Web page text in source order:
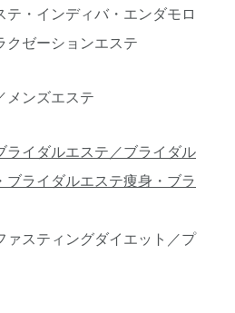
テ・インディバ・エンダモロ
クゼーションエステ
メンズエステ
ライダルエステ／ブライダル
ブライダルエステ痩身・ブラ
ァスティングダイエット／プ